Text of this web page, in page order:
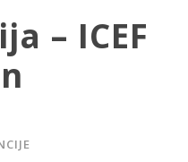
– ICEF